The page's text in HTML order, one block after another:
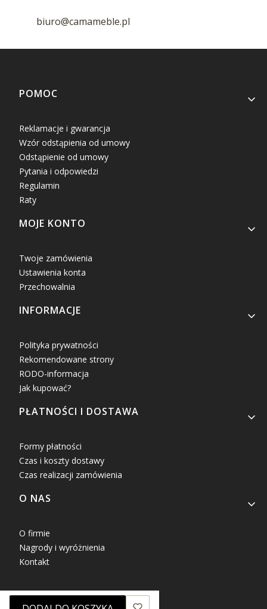
biuro@camameble.pl
Linki w stopce
POMOC
Reklamacje i gwarancja
Wzór odstąpienia od umowy
Odstąpienie od umowy
Pytania i odpowiedzi
Regulamin
Raty
MOJE KONTO
Twoje zamówienia
Ustawienia konta
Przechowalnia
INFORMACJE
Polityka prywatności
Rekomendowane strony
RODO-informacja
Jak kupować?
PŁATNOŚCI I DOSTAWA
Formy płatności
Czas i koszty dostawy
Czas realizacji zamówienia
O NAS
O firmie
Nagrody i wyróżnienia
Kontakt